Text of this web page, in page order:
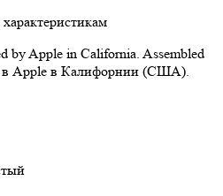
by Apple in California. Assembled
в Apple в Калифорнии (США).